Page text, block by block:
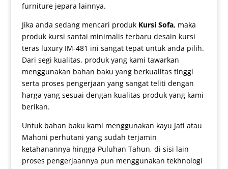
furniture jepara lainnya.
Jika anda sedang mencari produk Kursi Sofa, maka
produk kursi santai minimalis terbaru desain kursi
teras luxury IM-481 ini sangat tepat untuk anda pilih.
Dari segi kualitas, produk yang kami tawarkan
menggunakan bahan baku yang berkualitas tinggi
serta proses pengerjaan yang sangat teliti dengan
harga yang sesuai dengan kualitas produk yang kami
berikan.
Untuk bahan baku kami menggunakan kayu Jati atau
Mahoni perhutani yang sudah terjamin
ketahanannya hingga Puluhan Tahun, di sisi lain
proses pengerjaannya pun menggunakan tekhnologi